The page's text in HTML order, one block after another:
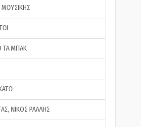
ΤΑ ΜΠΑΚ
ΝΙΚΟΣ ΡΑΛΛΗΣ